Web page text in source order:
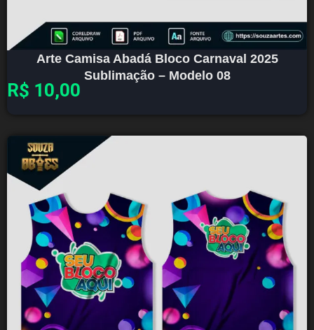
Arte Camisa Abadá Bloco Carnaval 2025
Sublimação – Modelo 08
R$ 10,00